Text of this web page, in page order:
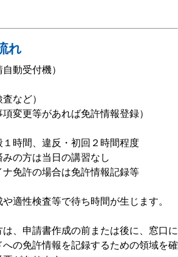
れ
動受付機）
など）
変更等があれば免許情報登録）
時間、違反・初回２時間程度
の方は当日の講習なし
ナ免許の場合は免許情報記録等
適性検査等で待ち時間が生じます。
、申請書作成の前または後に、窓口に
の免許情報を記録するための領域を確